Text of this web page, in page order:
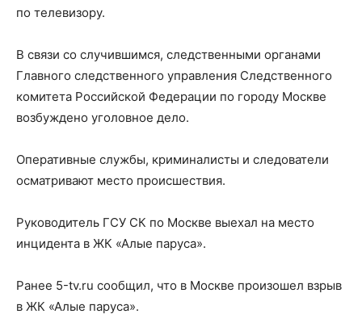
по телевизору.
В связи со случившимся, следственными органами
Главного следственного управления Следственного
комитета Российской Федерации по городу Москве
возбуждено уголовное дело.
Оперативные службы, криминалисты и следователи
осматривают место происшествия.
Руководитель ГСУ СК по Москве выехал на место
инцидента в ЖК «Алые паруса».
Ранее 5-tv.ru сообщил, что в Москве произошел взрыв
в ЖК «Алые паруса».